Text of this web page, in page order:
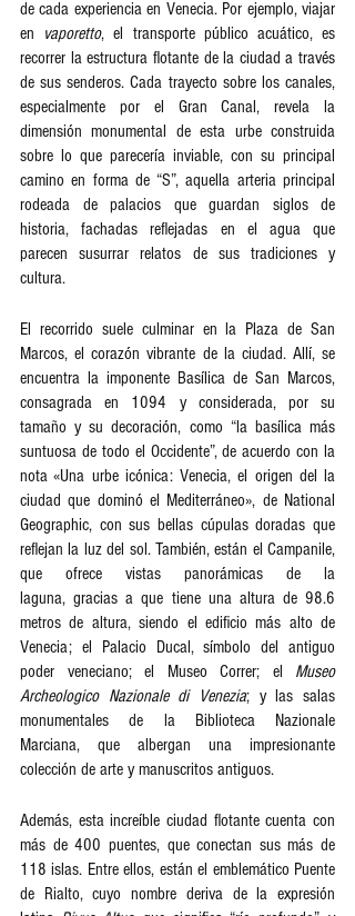
de cada experiencia en Venecia. Por ejemplo, viajar
en
vaporetto, el transporte público acuático, es
recorrer la estructura flotante de la ciudad a través
de sus senderos. Cada trayecto sobre los canales,
especialmente por el Gran Canal, revela la
dimensión monumental de esta urbe construida
sobre lo que parecería inviable, con su principal
camino en forma de “S”, aquella arteria principal
rodeada de palacios que guardan siglos de
historia, fachadas reflejadas en el agua que
parecen susurrar relatos de sus tradiciones y
cultura.
El recorrido suele culminar en la Plaza de San
Marcos, el corazón vibrante de la ciudad. Allí, se
encuentra la imponente Basílica de San Marcos,
consagrada en 1094 y considerada, por su
tamaño y su decoración, como “la basílica más
suntuosa de todo el Occidente”, de acuerdo con la
nota «Una urbe icónica: Venecia, el origen del la
ciudad que dominó el Mediterráneo», de National
Geographic, con sus bellas cúpulas doradas que
reflejan la luz del sol. También, están el Campanile,
que ofrece vistas panorámicas de la
laguna, gracias a que tiene una altura de 98.6
metros de altura, siendo el edificio más alto de
Venecia; el Palacio Ducal, símbolo del antiguo
poder veneciano; el Museo Correr; el Museo
Archeologico Nazionale di Venezia; y las salas
monumentales de la Biblioteca Nazionale
Marciana, que albergan una impresionante
colección de arte y manuscritos antiguos.
Además, esta increíble ciudad flotante cuenta con
más de 400 puentes, que conectan sus más de
118 islas. Entre ellos, están el emblemático Puente
de Rialto, cuyo nombre deriva de la expresión